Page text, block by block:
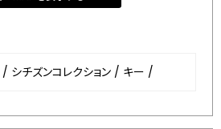
/ シチズンコレクション / キー /